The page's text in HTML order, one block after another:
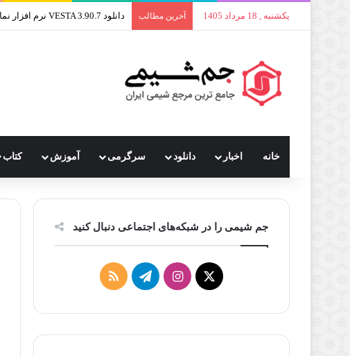
یکشنبه , 18 مرداد 1405 آخرین مطالب
خانه اخبار دانلود سرگرمی آموزش کتاب
جم شیمی را در شبکه‌های اجتماعی دنبال کنید
X اینستاگرامتلگرامخوراک